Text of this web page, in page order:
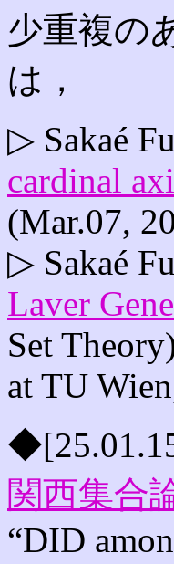
少重複の
は，
▷ Sakaé
cardinal
(Mar.07,
▷ Sakaé
Laver
Set
at TU
関西集合
“DID